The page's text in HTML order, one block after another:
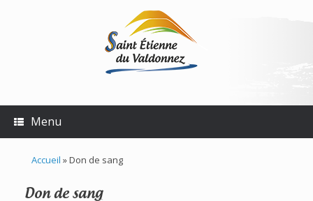
Menu
Accueil »Don de sang
Don de sang